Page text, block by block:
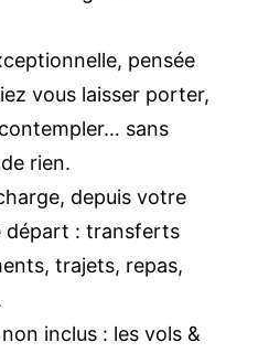
pensée
vous laisser porter,
sans
rien.
depuis votre
départ : transferts
trajets, repas,
inclus : les vols &